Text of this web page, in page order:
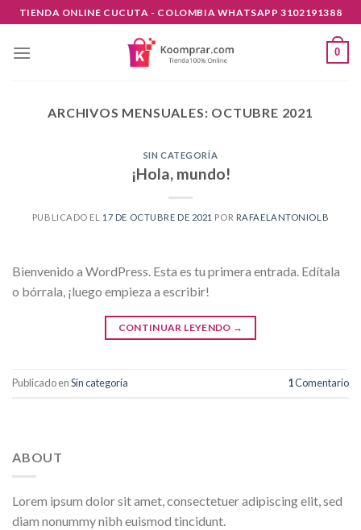
Skip
to
content
TIENDA ONLINE CUCUTA - COLOMBIA WHATSAPP 3102191388
0
ARCHIVOS MENSUALES: OCTUBRE 2021
SIN CATEGORÍA
¡Hola, mundo!
PUBLICADO EL 17 DE OCTUBRE DE 2021 POR RAFAELANTONIOLB
Bienvenido a WordPress. Esta es tu primera entrada. Edítala
o bórrala, ¡luego empieza a escribir!
CONTINUAR LEYENDO →
Publicado enSin categoría 1Comentario
ABOUT
Lorem ipsum dolor sit amet, consectetuer adipiscing elit, sed
diam nonummy nibh euismod tincidunt.